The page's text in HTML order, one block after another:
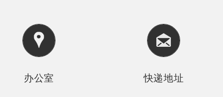
办公室 快递地址